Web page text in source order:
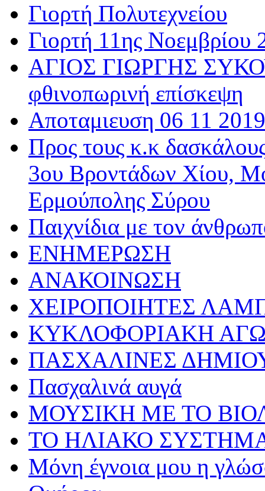
Γιορτή Πολυτεχνείου
Γιορτή 11ης Νοεμβρίου
ΑΓΙΟΣ ΓΙΩΡΓΗΣ
φθινοπωρινή επίσκεψη
Αποταμιευση 06 11 2019
Προς τους κ.κ
3ου Βροντάδων Χίου,
Ερμούπολης Σύρου
Παιχνίδια με τον
ΕΝΗΜΕΡΩΣΗ
ΑΝΑΚΟΙΝΩΣΗ
ΧΕΙΡΟΠΟΙΗΤΕΣ
ΚΥΚΛΟΦΟΡΙΑΚΗ
ΠΑΣΧΑΛΙΝΕΣ
Πασχαλινά αυγά
ΜΟΥΣΙΚΗ ΜΕ ΤΟ
ΤΟ ΗΛΙΑΚΟ
Μόνη έγνοια μου η